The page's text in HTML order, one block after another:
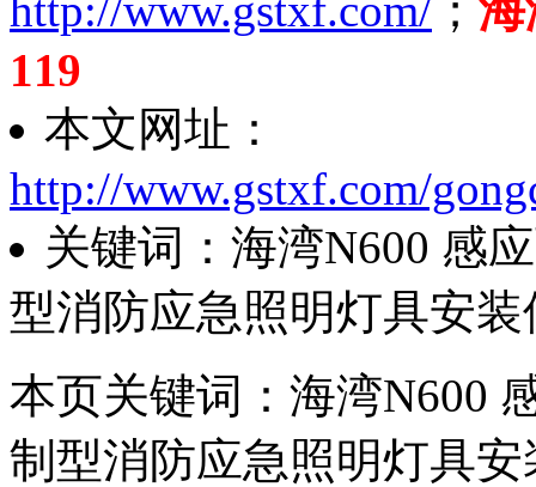
119
本文网址：
http://www.gstxf.com/
关键词：海湾N600 感
型消防应急照明灯具安
本页关键词：海湾N600
制型消防应急照明灯具